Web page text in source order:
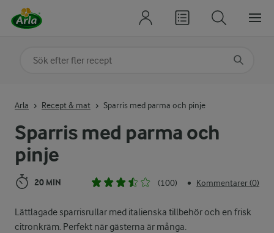
Sparris med parma och
pinje
20 MIN (100) • Kommentarer (0)
Lättlagade sparrisrullar med italienska tillbehör och en frisk
citronkräm. Perfekt när gästerna är många.
Arla Recept & mat Sparris med parma och pinje
Sök på kategori eller ingrediens